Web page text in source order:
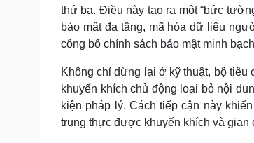
thứ ba. Điều này tạo ra một “bức
bảo mật đa tầng, mã hóa dữ liệu
công bố chính sách bảo mật minh
Không chỉ dừng lại ở kỹ thuật, bộ
khuyến khích chủ động loại bỏ nội
kiện pháp lý. Cách tiếp cận này
trung thực được khuyến khích và gian